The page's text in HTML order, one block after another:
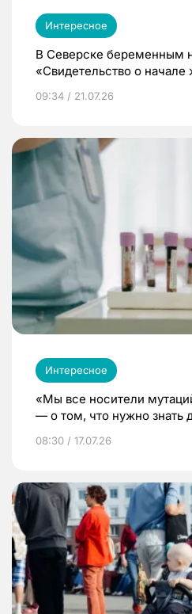
Интересное
В Северске беременным
«Свидетельство о начале
09:34 / 21.07.26
Интересное
«Мы все носители
— о том, что нужно знать
08:30 / 17.07.26